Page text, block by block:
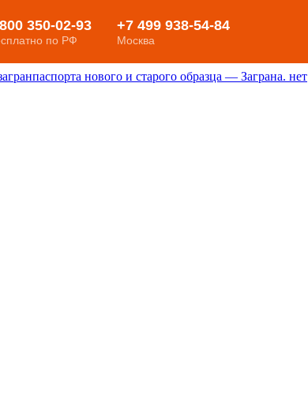
нового и старого образца — Заграна. нет